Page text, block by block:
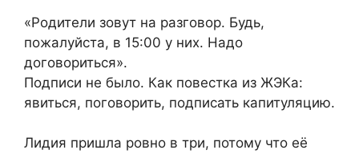
«Родители зовут на разговор. Будь,
пожалуйста, в 15:00 у них. Надо
договориться».
Подписи не было. Как повестка из ЖЭКа:
явиться, поговорить, подписать капитуляцию.
Лидия пришла ровно в три, потому что её